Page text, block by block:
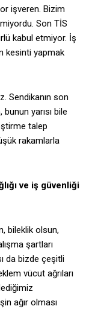
işveren. Bizim
Son TİS
kabul etmiyor. İş
kesinti yapmak
Sendikanın son
yarısı bile
talep
rakamlarla
ve iş güvenliği
bileklik olsun,
şartları
da bizde çeşitli
vücut ağrıları
ağır olması